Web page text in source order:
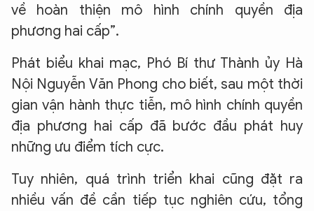
về hoàn thiện mô hình chính quyền địa
phương hai cấp”.
Phát biểu khai mạc, Phó Bí thư Thành ủy Hà
Nội Nguyễn Văn Phong cho biết, sau một thời
gian vận hành thực tiễn, mô hình chính quyền
địa phương hai cấp đã bước đầu phát huy
những ưu điểm tích cực.
Tuy nhiên, quá trình triển khai cũng đặt ra
nhiều vấn đề cần tiếp tục nghiên cứu, tổng